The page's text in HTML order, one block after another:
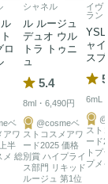
ロ
ベ
アワ
半
メ 総
シャネル
ル ルージュ
デュオ ウル
トラ トゥニ
ュ
5.4
8ml・6,490円
@cosmeベ
ストコスメアワ
ード2025 価格
別賞 ハイプライ
ス部門 リキッド
ルージュ 第1位
イヴ
ラン
YSL
ャ
ス
6mL
スト
ード
トプ
プメ